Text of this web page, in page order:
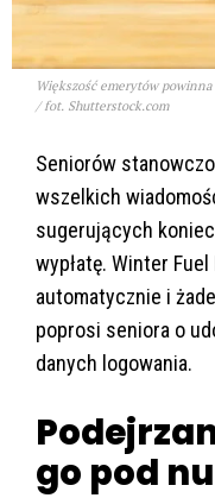
Większość emerytów
/ fot. Shutterstock.com
Seniorów
wszelkich
sugerujących
wypłatę. Winter
automatycznie i
poprosi seniora o
danych logowania.
go pod